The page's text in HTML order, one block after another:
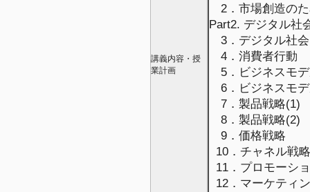
講義内容・授
業計画
2．市場創造の
Part2. デジタル社
3．デジタル社
4．消費者行動
5．ビジネスモ
6．ビジネスモ
7．製品戦略(1)
8．製品戦略(2)
9．価格戦略
10．チャネル戦略
11．プロモーシ
12．マーケティ